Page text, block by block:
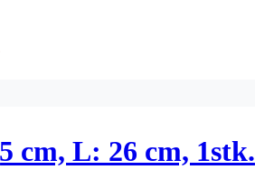
cm, L: 26 cm, 1stk.